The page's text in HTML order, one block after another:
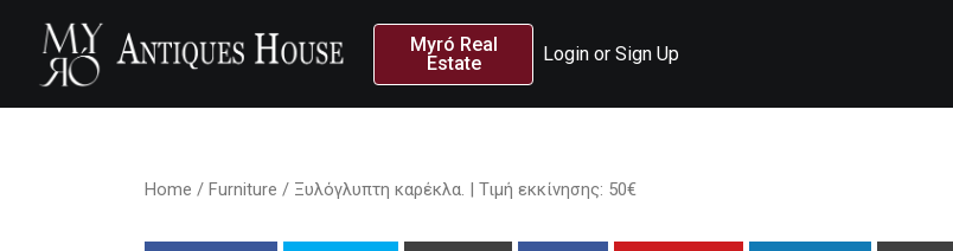
Myró Real
Estate
Login or Sign Up
Home / Furniture / Ξυλόγλυπτη καρέκλα. | Τιμή εκκίνησης: 50€